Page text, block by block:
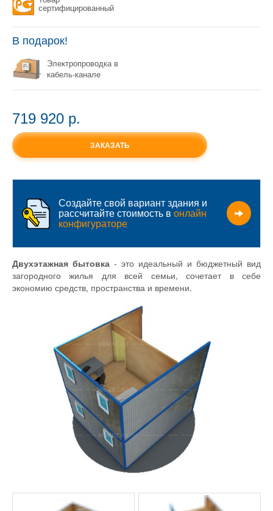
сертифицированный
В подарок!
Электропроводка в
кабель-канале
719 920 p.
ЗАКАЗАТЬ
Создайте свой вариант здания и
рассчитайте стоимость в онлайн
конфигураторе
Двухэтажная бытовка - это идеальный и бюджетный вид
загородного жилья для всей семьи, сочетает в себе
экономию средств, пространства и времени.